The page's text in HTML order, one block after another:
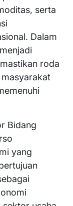
serta
Dalam
roda
Bidang
yang